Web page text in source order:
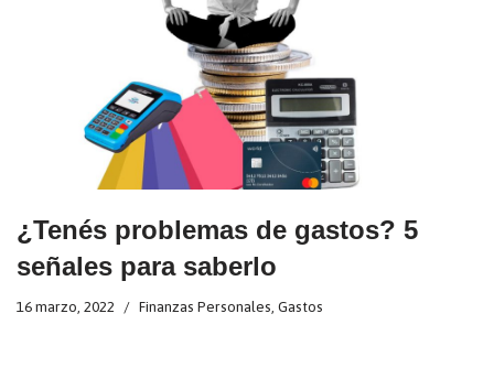
¿Tenés problemas de gastos? 5
señales para saberlo
16 marzo, 2022 Finanzas Personales, Gastos